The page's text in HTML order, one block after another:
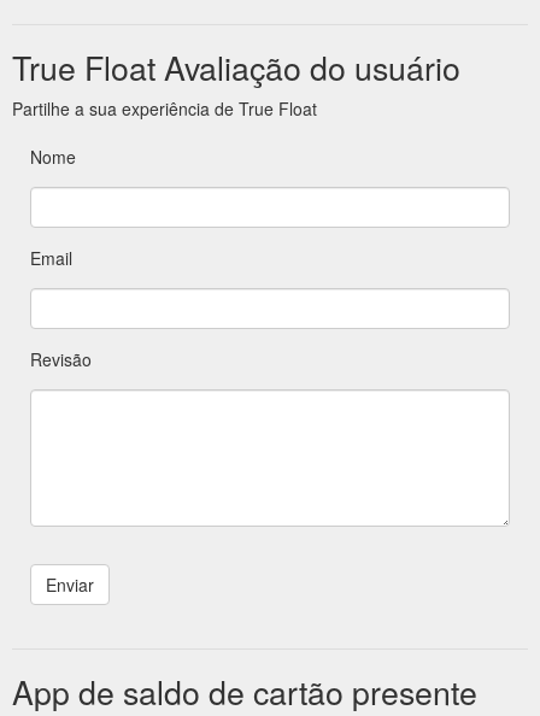
True Float Avaliação do usuário
Partilhe a sua experiência de True Float
Nome
Email
Revisão
App de saldo de cartão presente